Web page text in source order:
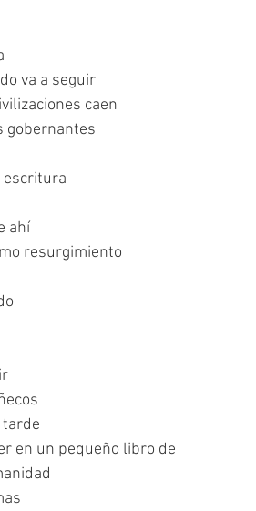
va a seguir
caen
gobernantes
escritura
ahí
resurgimiento
en un pequeño libro de